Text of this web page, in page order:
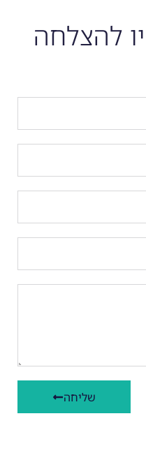
להצלחה
שליחה